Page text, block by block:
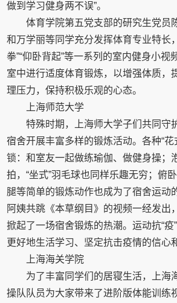
做到学习健身两不误”。
体育学院第五党支部的研究生党员
和万学丽等同学充分发挥体育专业特长
拳”“仰卧背起”等一系列的室内健身小视
室中进行适度体育锻炼，以增强体质，
理压力，保持积极乐观的心态。
上海师范大学
特殊时期，上海师大学子们共同守
宿舍开展丰富多样的锻炼活动。各种“花
锁：和室友一起做练瑜伽、做健身操；
拍，“坐式”羽毛球也同样乐趣无穷；俯
腿等简单的锻炼动作也成为了宿舍运动
阿姨共跳《本草纲目》的视频一经发出
掀起了一场宿舍锻炼的热潮。运动抗“疫
更好地生活学习、坚定抗击疫情的信心
上海海关学院
为了丰富同学们的居寝生活，上海
操队队员为大家带来了进阶版体能训练